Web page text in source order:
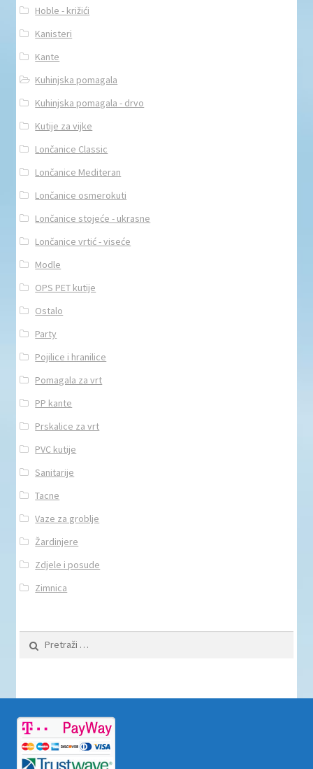
Hoble - križići
Kanisteri
Kante
Kuhinjska pomagala
Kuhinjska pomagala - drvo
Kutije za vijke
Lončanice Classic
Lončanice Mediteran
Lončanice osmerokuti
Lončanice stojeće - ukrasne
Lončanice vrtić - viseće
Modle
OPS PET kutije
Ostalo
Party
Pojilice i hranilice
Pomagala za vrt
PP kante
Prskalice za vrt
PVC kutije
Sanitarije
Tacne
Vaze za groblje
Žardinjere
Zdjele i posude
Zimnica
Pretraži: